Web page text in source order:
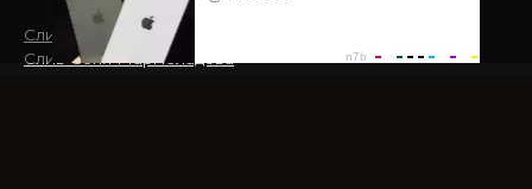
Слив Мария Миллер
Слив Соня Мармеладова